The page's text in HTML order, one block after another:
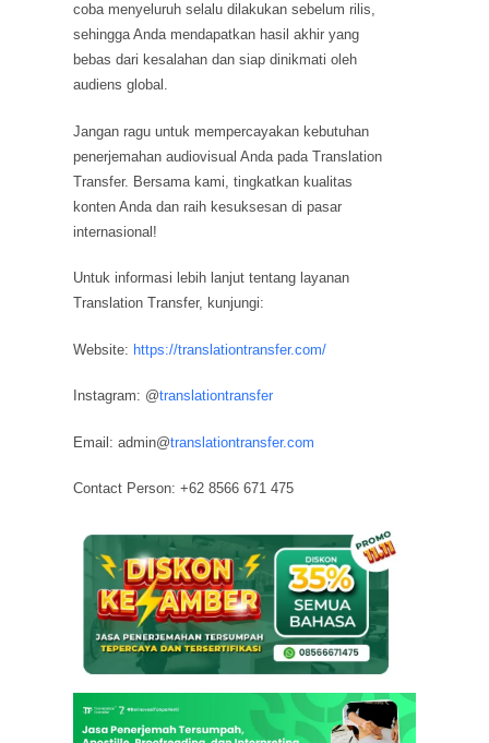
coba menyeluruh selalu dilakukan sebelum rilis,
sehingga Anda mendapatkan hasil akhir yang
bebas dari kesalahan dan siap dinikmati oleh
audiens global.
Jangan ragu untuk mempercayakan kebutuhan
penerjemahan audiovisual Anda pada Translation
Transfer. Bersama kami, tingkatkan kualitas
konten Anda dan raih kesuksesan di pasar
internasional!
Untuk informasi lebih lanjut tentang layanan
Translation Transfer, kunjungi:
Website: https://translationtransfer.com/
Instagram: @translationtransfer
Email: admin@translationtransfer.com
Contact Person: +62 8566 671 475